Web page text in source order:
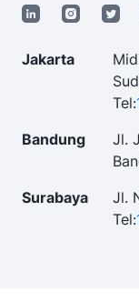
Jakarta
Tel:
Bandung
Jl.
Surabaya
Jl.
Tel: